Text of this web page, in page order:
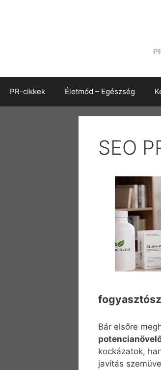
PR-cikkek Életmód – Egészség
SEO
Bár elsőre
kockázatok,
javítás